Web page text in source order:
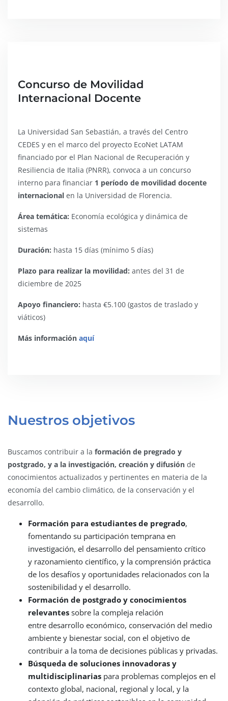
Concurso de Movilidad
Internacional Docente
La Universidad San Sebastián, a través del Centro
CEDES y en el marco del proyecto EcoNet LATAM
financiado por el Plan Nacional de Recuperación y
Resiliencia de Italia (PNRR), convoca a un concurso
interno para financiar 1 período de movilidad docente
internacional en la Universidad de Florencia.
Área temática: Economía ecológica y dinámica de
sistemas
Duración: hasta 15 días (mínimo 5 días)
Plazo para realizar la movilidad: antes del 31 de
diciembre de 2025
Apoyo financiero: hasta €5.100 (gastos de traslado y
viáticos)
Más información aquí
Nuestros objetivos
Buscamos contribuir a la formación de pregrado y
postgrado, y a la investigación, creación y difusión de
conocimientos actualizados y pertinentes en materia de la
economía del cambio climático, de la conservación y el
desarrollo.
Formación para estudiantes de pregrado,
fomentando su participación temprana en
investigación, el desarrollo del pensamiento crítico
y razonamiento científico, y la comprensión práctica
de los desafíos y oportunidades relacionados con la
sostenibilidad y el desarrollo.
Formación de postgrado y conocimientos
relevantes sobre la compleja relación
entre desarrollo económico, conservación del medio
ambiente y bienestar social, con el objetivo de
contribuir a la toma de decisiones públicas y privadas.
Búsqueda de soluciones innovadoras y
multidisciplinarias para problemas complejos en el
contexto global, nacional, regional y local, y la